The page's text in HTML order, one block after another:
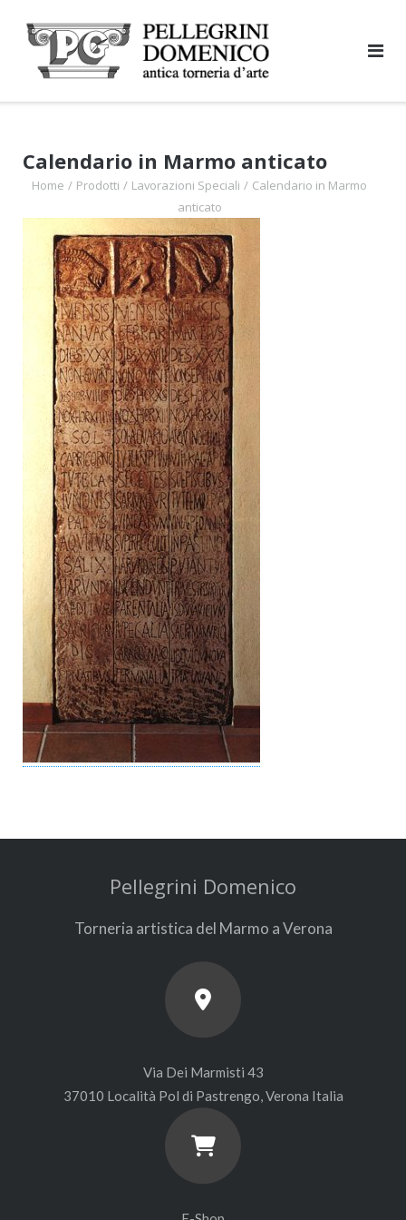
Calendario in Marmo anticato
Home / Prodotti / Lavorazioni Speciali / Calendario in Marmo
anticato
Pellegrini Domenico
Torneria artistica del Marmo a Verona
Via Dei Marmisti 43
37010 Località Pol di Pastrengo, Verona Italia